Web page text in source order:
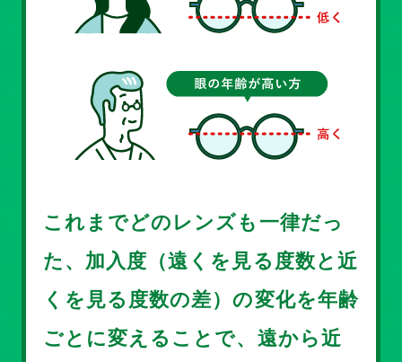
これまでどのレンズも一律だっ
た、加入度（遠くを見る度数と近
くを見る度数の差）の変化を年齢
ごとに変えることで、遠から近